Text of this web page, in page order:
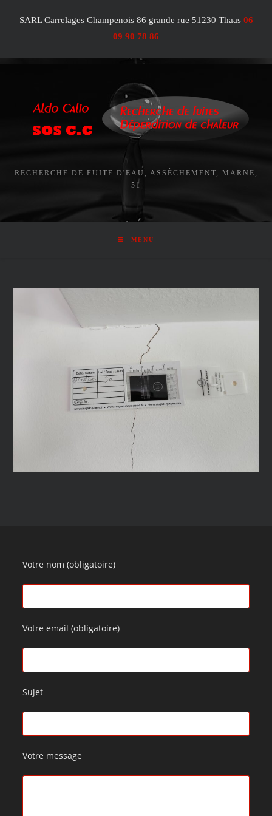
SARL Carrelages Champenois 86 grande rue 51230 Thaas 06
09 90 78 86
RECHERCHE DE FUITE D'EAU, ASSÈCHEMENT, MARNE,
51
MENU
Votre nom (obligatoire)
Votre email (obligatoire)
Sujet
Votre message